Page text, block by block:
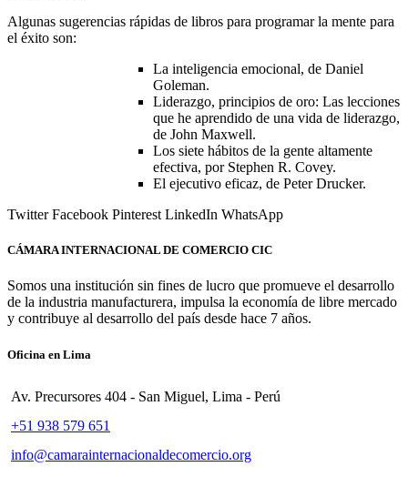
Algunas sugerencias rápidas de libros para programar la mente para
el éxito son:
La inteligencia emocional, de Daniel
Goleman.
Liderazgo, principios de oro: Las lecciones
que he aprendido de una vida de liderazgo,
de John Maxwell.
Los siete hábitos de la gente altamente
efectiva, por Stephen R. Covey.
El ejecutivo eficaz, de Peter Drucker.
TwitterFacebook Pinterest LinkedIn WhatsApp
CÁMARA INTERNACIONAL DE COMERCIO CIC
Somos una institución sin fines de lucro que promueve el desarrollo
de la industria manufacturera, impulsa la economía de libre mercado
y contribuye al desarrollo del país desde hace 7 años.
Oficina en Lima
Av. Precursores 404 - San Miguel, Lima - Perú
+51 938 579 651
info@camarainternacionaldecomercio.org